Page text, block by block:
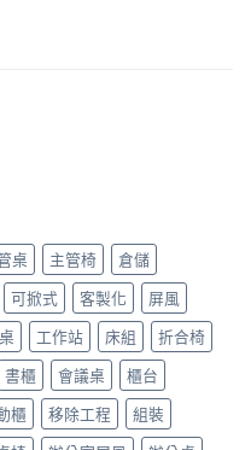
桌 主管椅
倉儲
可掀式 客製化
屏風
工作站 床組
折合椅
書櫃 會議桌
櫃台
櫃 移除工程
組裝